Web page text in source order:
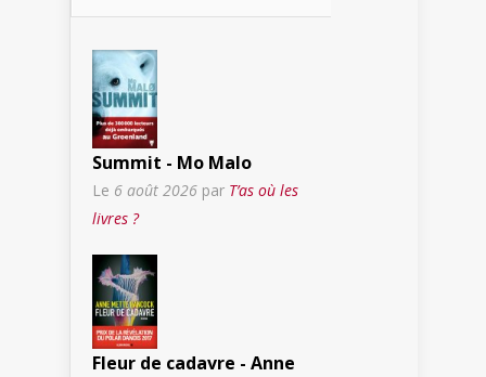
Summit - Mo Malo
Le 6 août 2026 par T’as où les
livres ?
Fleur de cadavre - Anne